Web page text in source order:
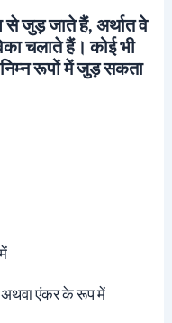
जुड़ जाते हैं, अर्थात वे
चलाते हैं। कोई भी
रूपों में जुड़ सकता
अथवा एंकर के रूप में